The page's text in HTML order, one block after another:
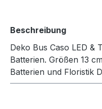
Beschreibung
Deko Bus Caso LED &
Batterien. Größen 13
Batterien und Floristik